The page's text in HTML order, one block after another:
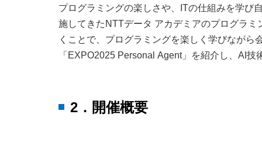
プログラミングの楽しさや、ITの仕組みを学び
施してきたNTTデータ アカデミアのプログラ
くことで、プログラミングを楽しく学びなが
「EXPO2025 Personal Agent」を紹介し、AI
2．開催概要